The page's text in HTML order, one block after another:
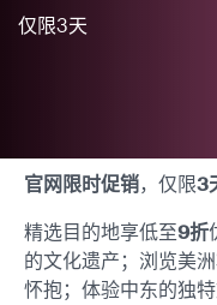
仅限3天
官网限时促销，仅限3
精选目的地享低至9折
的文化遗产；浏览美
怀抱；体验中东的独